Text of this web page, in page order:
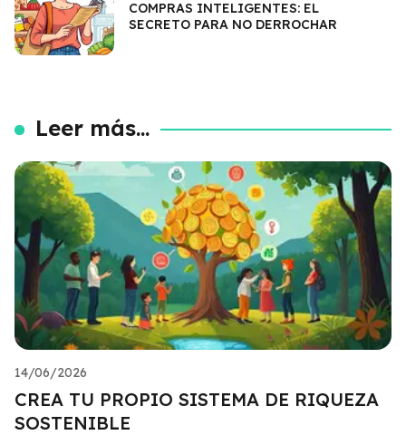
COMPRAS INTELIGENTES: EL
SECRETO PARA NO DERROCHAR
Leer más...
14/06/2026
CREA TU PROPIO SISTEMA DE RIQUEZA
SOSTENIBLE